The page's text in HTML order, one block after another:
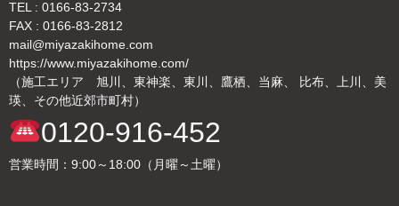
TEL : 0166-83-2734
FAX : 0166-83-2812
mail@miyazakihome.com
https://www.miyazakihome.com/
（施工エリア 旭川、東神楽、東川、鷹栖、当麻、 比布、上川、美
瑛、その他近郊市町村）
0120-916-452
営業時間：9:00～18:00（月曜～土曜）